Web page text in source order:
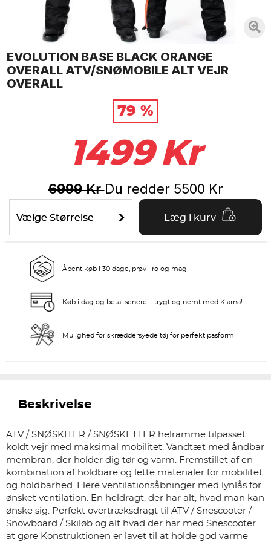
EVOLUTION BASE BLACK ORANGE
OVERALL ATV/SNØMOBILE ALT VEJR
OVERALL
79 %
1499 Kr
6999KrDu redder 5500 Kr
Vælge Størrelse Læg i kurv
Åbent køb i 30 dage, prøv i ro og mag!
Køb i dag og betal senere – trygt og nemt med Klarna!
Mulighed for skræddersyede tøj for perfekt pasform!
Beskrivelse
ATV / SNØSKITER / SNØSKETTER helramme tilpasset
koldt vejr med maksimal mobilitet. Vandtæt med åndbar
membran, der holder dig tør og varm. Fremstillet af en
kombination af holdbare og lette materialer for mobilitet
og holdbarhed. Flere ventilationsåbninger med lynlås for
ønsket ventilation. En heldragt, der har alt, hvad man kan
ønske sig. Perfekt overtræksdragt til ATV / Snescooter /
Snowboard / Skiløb og alt hvad der har med Snescooter
at gøre Konstruktionen er lavet til at holde god varme